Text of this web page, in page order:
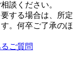
談ください。
する場合は、所定
。何卒ご了承のほ
るご質問